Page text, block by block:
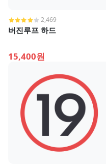
2,469
버진루프 하드
15,400원